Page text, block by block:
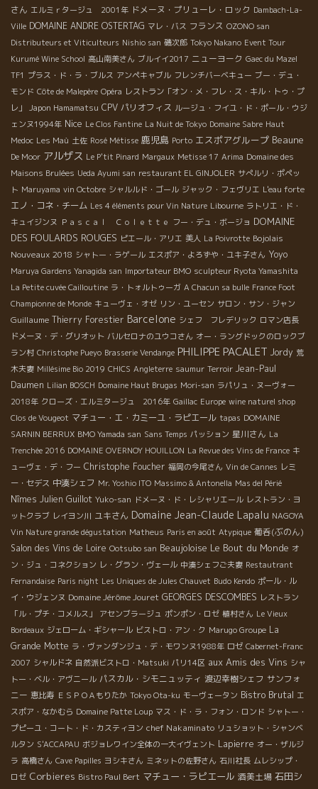
さん エルミｒタージュ 2001年 ドメーヌ・プリューレ・ロック Dambach-La-
Ville DOMAINE ANDRE OSTERTAG マレ・バス フランス OZONO san
Distributeurs et Viticulteurs Nishio san 磯次郎 Tokyo Nakano Event Tour
Kurumé Wine School 高山南美さん ブルイイ2017 ニューヨーク Gaec du Mazel
TF1 プラス・ド・ラ・ブルス アンペキャブル フレンチバーベキュー ブー・デュ・
モンド Côte de Malepère Opéra レストラン「オン・メ・フレ・ス・キル・トゥ・プ
レ」
Japon Hamamatsu CPV パリオフィス ルージュ・フイユ・ド・ポール・ウジ
ェンヌ1994年 Nice Le Clos Fantine La Nuit de Tokyo Domaine Sabre Haut
Medoc Les Maù 土佐 Rosé Métisse 鹿児島 Porto エスポアグループ Beaune
De Moor アルザス Le P'tit Pinard Margaux Metisse 17 Arima Domaine des
Maisons Brulées Ueda Ayumi san restaurant EL GINJOLER サぺルリ・ポペッ
ト Maruyama vin Octobre シャルルド・ゴール ジャック・フェヴリエ L'eau forte
エノ・コネ・チーム Les 4 éléments pour Vin Nature Libourne ラトリエ・ド・
キュイジンヌ Ｐａｓｃａｌ Ｃｏｌｅｔｔｅ フー・デュ・ボージョ DOMAINE
DES FOULARDS ROUGES ピエール・アリエ 美人 La Poivrotte Bojolais
Nouveaux 2018 シャトー・ラゲール エスポア・よろずや・ユキ子さん Yoyo
Maruya Gardens Yanagida san Importateur BMO sculpteur Ryota Yamashita
La Petite cuvée Cailloutine ラ・トォルトゥーガ A Chacun sa bulle France Foot
Championne de Monde キューヴェ・オゼ リン・ユーセン サロン・サン・ジャン
Guillaume Thierry Forestier Barcelone シェフ フレデリック ロマン店長
ドメーヌ・デ・グリオット バルセロナのユウコさん オー・ラングドックのロックブ
ラン村 Christophe Pueyo Brasserie Vendange PHILIPPE PACALET Jordy 荒
木夫妻 Millésime Bio 2019 CHICS Angleterre saumur Terroir Jean-Paul
Daumen Lilian BOSCH Domaine Haut Brugas Mori-san ラパリュ・ヌーヴォー
2018年 クローズ・エルミタージュ 2016年 Gaillac Europe wine naturel shop
Clos de Vougeot マチュー・エ・カミーユ・ラピエール tapas DOMAINE
SARNIN BERRUX BMO Yamada san Sans Temps パッション 星川さん La
Trenchée 2016 DOMAINE OVERNOY HOUILLON La Revue des Vins de France キ
ューヴェ・デ・フー Christophe Foucher 福岡の今尾さん Vin de Cannes レミ
ー・セデス 中湊シェフ Mr. Yoshio ITO Massimo & Antonella Mas del Périé
Nîmes Julien Guillot Yuko-san ドメーヌ・ド・レシャリエール レストラン・ヨ
ットクラブ レイヨン川 ユキさん Domaine Jean-Claude Lapalu NAGOYA
Vin Nature grande dégustation Matheus Paris en août Atypique 葡呑(ぶのん)
Salon des Vins de Loire Ootsubo san Beaujoloise Le Bout du Monde オ
ン・ジュ・コネクション レ・グラン・ヴェール 中湊シェフご夫妻 Restautrant
Fernandaise Paris night Les Uniques de Jules Chauvet Budo Kendo ポール・ル
イ・ウジェンヌ Domaine Jérôme Jouret GEORGES DESCOMBES レストラン
「ル・プチ・コメルス」
アセンブラージュ ポンポン・ロゼ 植村さん Le Vieux
Bordeaux ジェローム・ギシャール ビストロ・アン・ク Marugo Groupe La
Grande Motte ラ・ヴァンダンジュ・デ・モワンヌ1988年 ロゼ Cabernet-Franc
2007 シャルドネ 自然派ビストロ・Matsuki パリ14区 aux Amis des Vins シャ
トー・ベル・アヴニール パスカル・シモニュッティ 渡辺幸樹シェフ サンフォ
ニー 恵比寿 ＥＳＰＯＡもりたか Tokyo Ota-ku モーヴェータン Bistro Brutal エ
スポア・なかむら Domaine Patte Loup マス・ド・ラ・フォン・ロンド シャトー・
プピーユ・コート・ド・カスティヨン chef Nakaminato リュショット・シャンベ
ルタン S'ACCAPAU ボジョレワイン全体の一大イヴェント Lapierre オー・ザルジ
ラ 高橋さん Cave Papilles ヨシキさん ミネットの佐野さん 石川社長 ムレシップ・
ロゼ Corbieres Bistro Paul Bert マチュー・ラピエール 酒美土場 石田シ